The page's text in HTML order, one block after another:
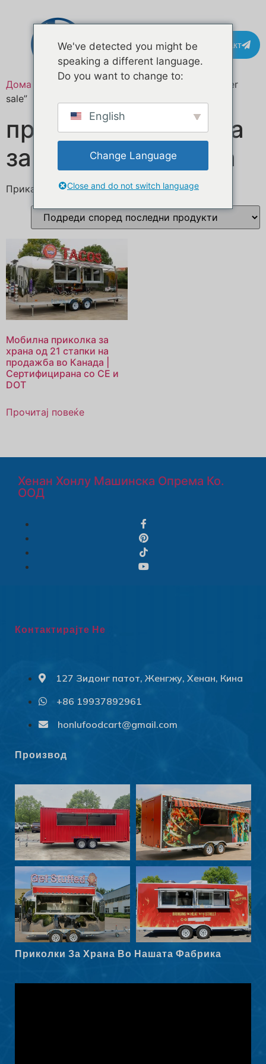
Контакт
Дома / Означени продукти “custom kitchen trailer
sale”
продажба приколка
за кујна по нарачка
Прикажан е еден резултат
Мобилна приколка за
храна од 21 стапки на
продажба во Канада |
Сертифицирана со CE и
DOT
Прочитај повеќе
Хенан Хонлу Машинска Опрема Ко.
ООД
Контактирајте Не
127 Зидонг патот, Женгжу, Хенан, Кина
+86 19937892961
honlufoodcart@gmail.com
Производ
Приколки За Храна Во Нашата Фабрика
We've detected you might be
speaking a different language.
Do you want to change to:
English
Change Language
Close and do not switch language
Slovenščina
Latviešu valoda
Dansk
Hrvatski
Српски језик
Norsk nynorsk
Maori
Eesti
Български
Slovenčina